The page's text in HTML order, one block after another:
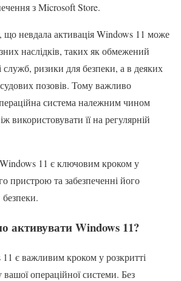
з Microsoft Store.
що невдала активація Windows 11 може
наслідків, таких як обмежений
служб, ризики для безпеки, а в деяких
позовів. Тому важливо
система належним чином
використовувати її на регулярній
11 є ключовим кроком у
пристрою та забезпеченні його
активувати Windows 11?
є важливим кроком у розкритті
операційної системи. Без